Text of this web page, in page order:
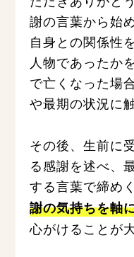
謝の言葉から始
自身との関係性
人物であったか
で亡くなった場
や最期の状況に
その後、生前に
る感謝を述べ、
する言葉で締め
謝の気持ちを軸
心がけることが